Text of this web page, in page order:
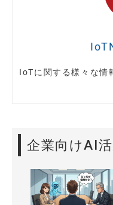
IoTに関する様々な情
企業向けAI